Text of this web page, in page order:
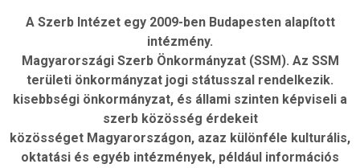
A Szerb Intézet egy 2009-ben Budapesten alapított
intézmény.
Magyarországi Szerb Önkormányzat (SSM). Az SSM
területi önkormányzat jogi státusszal rendelkezik.
kisebbségi önkormányzat, és állami szinten képviseli a
szerb közösség érdekeit
közösséget Magyarországon, azaz különféle kulturális,
oktatási és egyéb intézmények, például információs